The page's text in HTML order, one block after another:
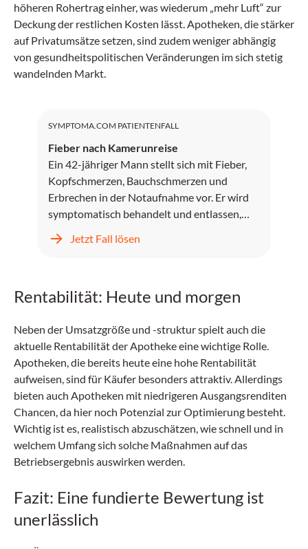
höheren Rohertrag einher, was wiederum „mehr Luft“ zur
Deckung der restlichen Kosten lässt. Apotheken, die stärker
auf Privatumsätze setzen, sind zudem weniger abhängig
von gesundheitspolitischen Veränderungen im sich stetig
wandelnden Markt.
SYMPTOMA.COM PATIENTENFALL
Fieber nach Kamerunreise
Ein 42-jähriger Mann stellt sich mit Fieber,
Kopfschmerzen, Bauchschmerzen und
Erbrechen in der Notaufnahme vor. Er wird
symptomatisch behandelt und entlassen,
kehrt jedoch zwei Tage später mit
unstillbarem Erbrechen, Kopfschmerzen und
Jetzt Fall lösen
Rentabilität: Heute und morgen
Neben der Umsatzgröße und -struktur spielt auch die
aktuelle Rentabilität der Apotheke eine wichtige Rolle.
Apotheken, die bereits heute eine hohe Rentabilität
aufweisen, sind für Käufer besonders attraktiv. Allerdings
bieten auch Apotheken mit niedrigeren Ausgangsrenditen
Chancen, da hier noch Potenzial zur Optimierung besteht.
Wichtig ist es, realistisch abzuschätzen, wie schnell und in
welchem Umfang sich solche Maßnahmen auf das
Betriebsergebnis auswirken werden.
Fazit: Eine fundierte Bewertung ist
unerlässlich